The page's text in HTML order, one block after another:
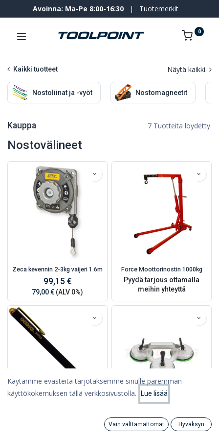
Viimeksi saapuneet
Category
Avoinna: Ma-Pe 8:00-16:30 | Tuotemerkit
0
Kaikki tuotteet Näytä kaikki
Nostoliinat ja -vyöt Nostomagneetit
Kauppa 7 Tuotteita löydetty.
Nostovälineet
Zeca kevennin 2-3kg vaijeri 1.6m
99,15 €
79,00 € (ALV 0%)
Force Moottorinostin 1000kg
Pyydä tarjous ottamalla
meihin yhteyttä
Kuppinen, Alumiinirunko
95,88 €
Käytämme evästeitä tarjotaksemme sinulle paremman
käyttökokemuksen tällä verkkosivustolla.
Lue lisää
Vain välttämättömät Hyväksyn